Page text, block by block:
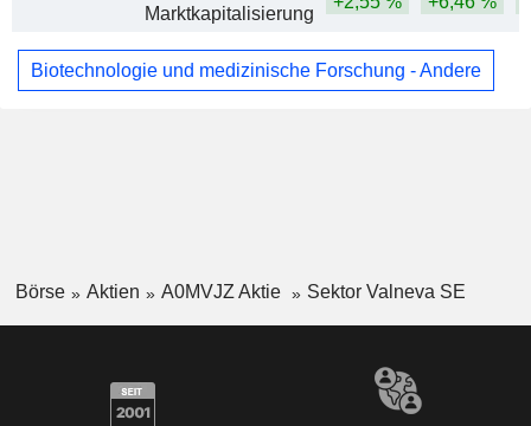
Marktkapitalisierung
Biotechnologie und medizinische Forschung - Andere
Börse Aktien A0MVJZ Aktie Sektor Valneva SE